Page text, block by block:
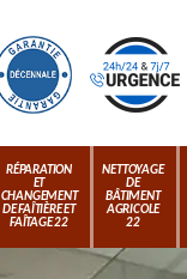
RÉPARATION
ET
CHANGEMENT
DE FAÎTIÈRE ET
FAÎTAGE 22
NETTOYAGE
DE
BÂTIMENT
AGRICOLE
22